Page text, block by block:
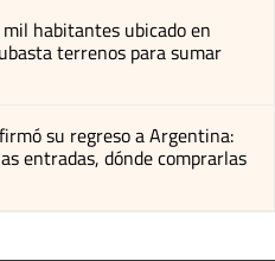
habitantes ubicado en
terrenos para sumar
su regreso a Argentina:
entradas, dónde comprarlas